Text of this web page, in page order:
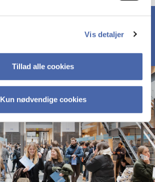
Vis detaljer
Tillad alle cookies
Kun nødvendige cookies